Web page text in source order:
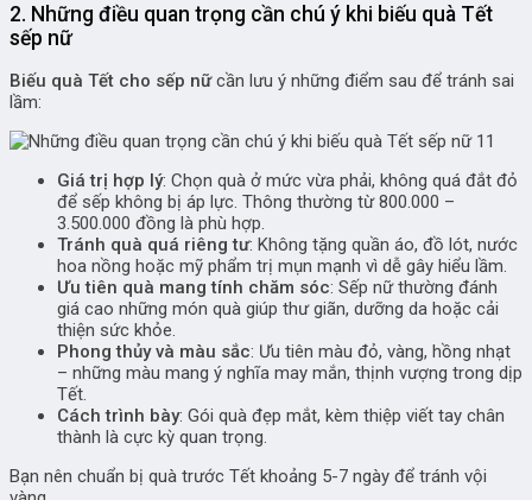
2. Những điều quan trọng cần chú ý khi biếu quà Tết
sếp nữ
Biếu quà Tết cho sếp nữcần lưu ý những điểm sau để tránh sai
lầm:
Giá trị hợp lý: Chọn quà ở mức vừa phải, không quá đắt đỏ
để sếp không bị áp lực. Thông thường từ 800.000 –
3.500.000 đồng là phù hợp.
Tránh quà quá riêng tư: Không tặng quần áo, đồ lót, nước
hoa nồng hoặc mỹ phẩm trị mụn mạnh vì dễ gây hiểu lầm.
Ưu tiên quà mang tính chăm sóc: Sếp nữ thường đánh
giá cao những món quà giúp thư giãn, dưỡng da hoặc cải
thiện sức khỏe.
Phong thủy và màu sắc: Ưu tiên màu đỏ, vàng, hồng nhạt
– những màu mang ý nghĩa may mắn, thịnh vượng trong dịp
Tết.
Cách trình bày: Gói quà đẹp mắt, kèm thiệp viết tay chân
thành là cực kỳ quan trọng.
Bạn nên chuẩn bị quà trước Tết khoảng 5-7 ngày để tránh vội